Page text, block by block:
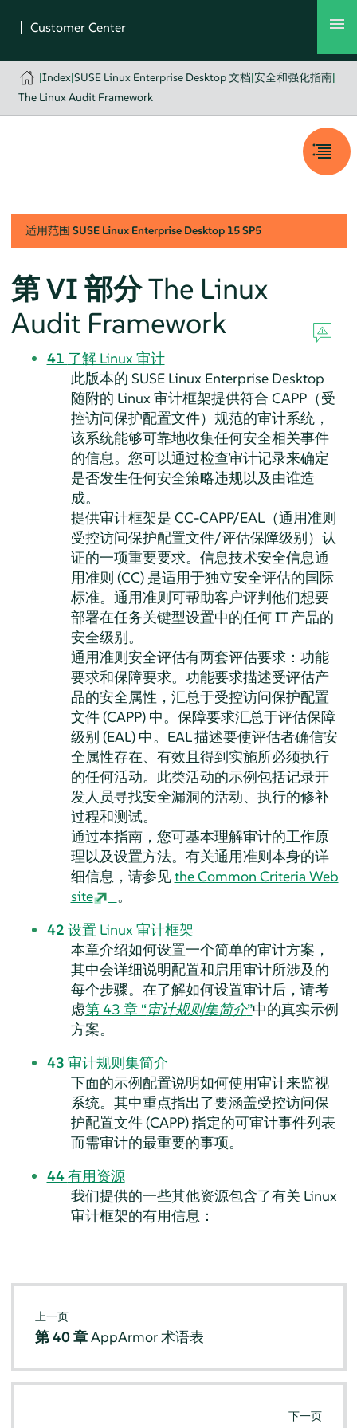
|Index|SUSE Linux Enterprise Desktop 文档|安全和强化指南|
The Linux Audit Framework
适用范围 SUSE Linux Enterprise Desktop 15 SP5
第 VI 部分The Linux
Audit Framework
41 了解 Linux 审计
此版本的 SUSE Linux Enterprise Desktop
随附的 Linux 审计框架提供符合 CAPP（受
控访问保护配置文件）规范的审计系统，
该系统能够可靠地收集任何安全相关事件
的信息。您可以通过检查审计记录来确定
是否发生任何安全策略违规以及由谁造
成。
提供审计框架是 CC-CAPP/EAL（通用准则
受控访问保护配置文件/评估保障级别）认
证的一项重要要求。信息技术安全信息通
用准则 (CC) 是适用于独立安全评估的国际
标准。通用准则可帮助客户评判他们想要
部署在任务关键型设置中的任何 IT 产品的
安全级别。
通用准则安全评估有两套评估要求：功能
要求和保障要求。功能要求描述受评估产
品的安全属性，汇总于受控访问保护配置
文件 (CAPP) 中。保障要求汇总于评估保障
级别 (EAL) 中。EAL 描述要使评估者确信安
全属性存在、有效且得到实施所必须执行
的任何活动。此类活动的示例包括记录开
发人员寻找安全漏洞的活动、执行的修补
过程和测试。
通过本指南，您可基本理解审计的工作原
理以及设置方法。有关通用准则本身的详
细信息，请参见the Common Criteria Web
site
。
42 设置 Linux 审计框架
本章介绍如何设置一个简单的审计方案，
其中会详细说明配置和启用审计所涉及的
每个步骤。在了解如何设置审计后，请考
虑第 43 章 “审计规则集简介”中的真实示例
方案。
43 审计规则集简介
下面的示例配置说明如何使用审计来监视
系统。其中重点指出了要涵盖受控访问保
护配置文件 (CAPP) 指定的可审计事件列表
而需审计的最重要的事项。
44有用资源
我们提供的一些其他资源包含了有关 Linux
审计框架的有用信息：
上一页
第 40 章AppArmor术语表
下一页